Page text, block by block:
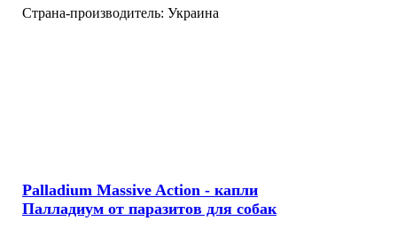
Страна-производитель: Украина
Palladium Massive Action - капли
Палладиум от паразитов для собак